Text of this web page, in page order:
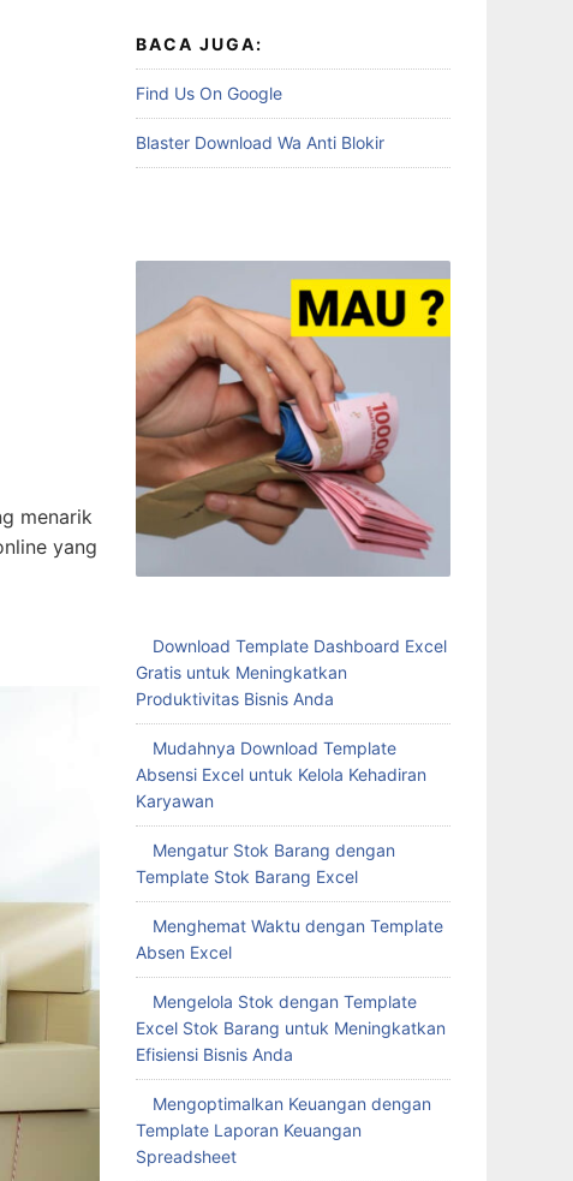
menarik
yang
BACA JUGA:
Find Us On Google
Blaster Download Wa Anti Blokir
Download Template Dashboard Excel
Gratis untuk Meningkatkan
Produktivitas Bisnis Anda
Mudahnya Download Template
Absensi Excel untuk Kelola Kehadiran
Karyawan
Mengatur Stok Barang dengan
Template Stok Barang Excel
Menghemat Waktu dengan Template
Absen Excel
Mengelola Stok dengan Template
Excel Stok Barang untuk Meningkatkan
Efisiensi Bisnis Anda
Mengoptimalkan Keuangan dengan
Template Laporan Keuangan
Spreadsheet